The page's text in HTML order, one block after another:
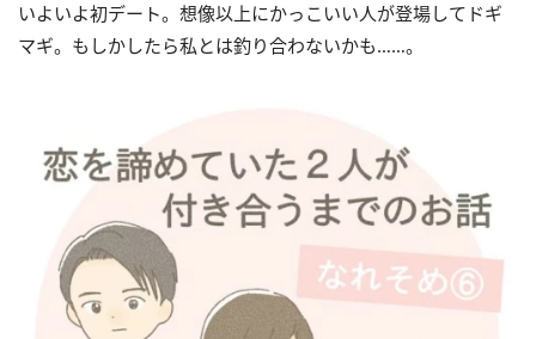
いよいよ初デート。想像以上にかっこいい人が登場してドギ
マギ。もしかしたら私とは釣り合わないかも……。